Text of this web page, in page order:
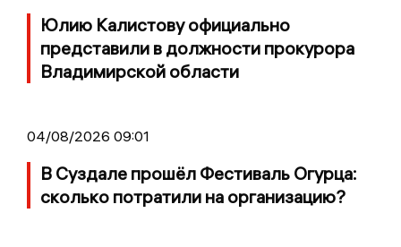
Юлию Калистову официально
представили в должности прокурора
Владимирской области
04/08/2026 09:01
В Суздале прошёл Фестиваль Огурца:
сколько потратили на организацию?